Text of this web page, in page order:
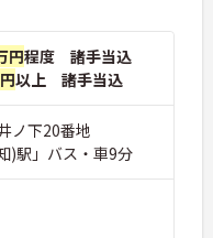
円程度 諸手当込
以上 諸手当込
ノ下20番地
)駅」バス・車9分